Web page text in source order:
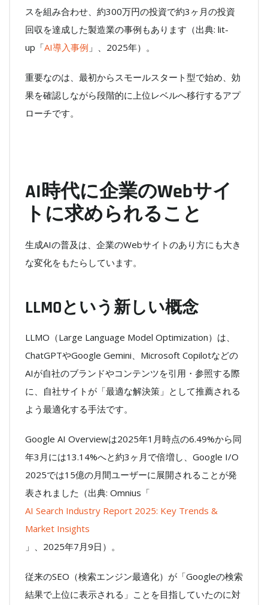
スを組み合わせ、約300万円の投資で約3ヶ月の投資
回収を達成した製造業の事例もあります（出典: lit-
up「AI導入事例 」、2025年）。
重要なのは、最初からスモールスタート型で始め、効
果を確認しながら段階的に上位レベルへ移行するアプ
ローチです。
AI時代に企業のWebサイ
トに求められること
生成AIの普及は、企業のWebサイトのあり方にも大き
な変化をもたらしています。
LLMOという新しい概念
LLMO（Large Language Model Optimization）は、
ChatGPTやGoogle Gemini、Microsoft Copilotなどの
AIが自社のブランドやコンテンツを引用・参照する際
に、自社サイトが「最適な解決策」として推薦される
よう最適化する手法です。
Google AI Overviewは2025年1月時点の6.49%から同
年3月には13.14%へと約3ヶ月で倍増し、Google I/O
2025では15億の月間ユーザーに展開されることが発
表されました（出典: Omnius「
AI Search Industry Report 2025: Key Trends &
Market Insights
」、2025年7月9日）。
従来のSEO（検索エンジン最適化）が「Googleの検索
結果で上位に表示される」ことを目指していたのに対